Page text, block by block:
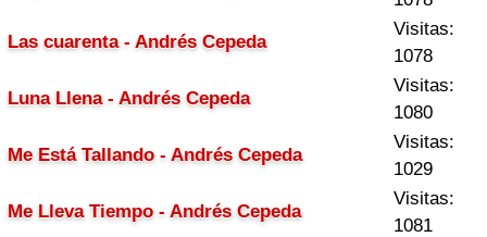
Las cuarenta - Andrés Cepeda
Visitas:
1078
Luna Llena - Andrés Cepeda
Visitas:
1080
Me Está Tallando - Andrés Cepeda
Visitas:
1029
Me Lleva Tiempo - Andrés Cepeda
Visitas:
1081